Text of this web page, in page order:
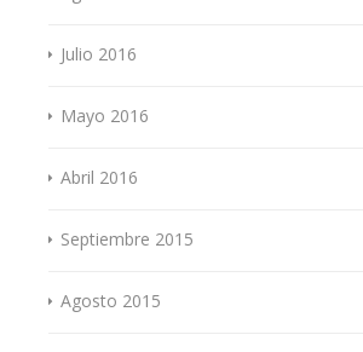
Julio 2016
Mayo 2016
Abril 2016
Septiembre 2015
Agosto 2015